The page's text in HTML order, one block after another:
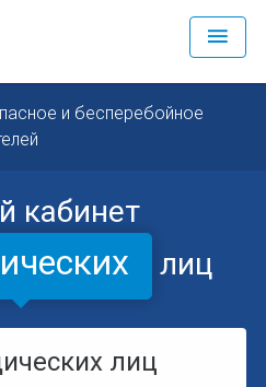
и бесперебойное
кабинет
лиц
лиц